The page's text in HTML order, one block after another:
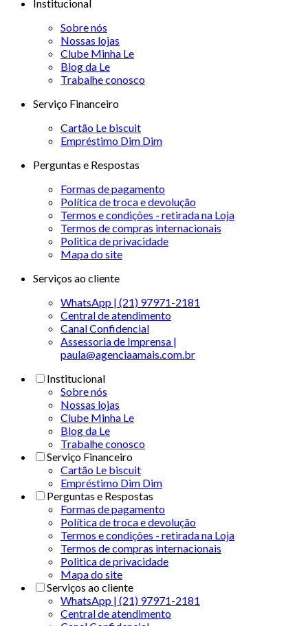
Institucional
Sobre nós
Nossas lojas
Clube Minha Le
Blog da Le
Trabalhe conosco
Serviço Financeiro
Cartão Le biscuit
Empréstimo Dim Dim
Perguntas e Respostas
Formas de pagamento
Política de troca e devolução
Termos e condições - retirada na Loja
Termos de compras internacionais
Politica de privacidade
Mapa do site
Serviços ao cliente
WhatsApp | (21) 97971-2181
Central de atendimento
Canal Confidencial
Assessoria de Imprensa |
paula@agenciaamais.com.br
Institucional
Sobre nós
Nossas lojas
Clube Minha Le
Blog da Le
Trabalhe conosco
Serviço Financeiro
Cartão Le biscuit
Empréstimo Dim Dim
Perguntas e Respostas
Formas de pagamento
Política de troca e devolução
Termos e condições - retirada na Loja
Termos de compras internacionais
Politica de privacidade
Mapa do site
Serviços ao cliente
WhatsApp | (21) 97971-2181
Central de atendimento